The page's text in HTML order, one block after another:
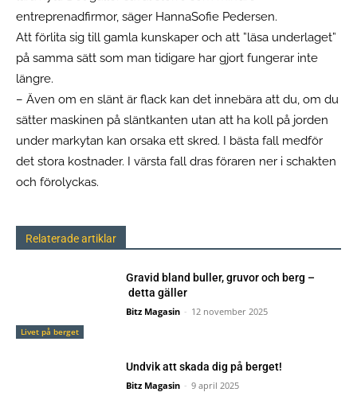
entreprenadfirmor, säger HannaSofie Pedersen.
Att förlita sig till gamla kunskaper och att ”läsa underlaget”
på samma sätt som man tidigare har gjort fungerar inte
längre.
– Även om en slänt är flack kan det innebära att du, om du
sätter maskinen på släntkanten utan att ha koll på jorden
under markytan kan orsaka ett skred. I bästa fall medför
det stora kostnader. I värsta fall dras föraren ner i schakten
och förolyckas.
Relaterade artiklar
Livet på berget
Gravid bland buller, gruvor och berg –
detta gäller
Bitz Magasin - 12 november 2025
Undvik att skada dig på berget!
Bitz Magasin - 9 april 2025